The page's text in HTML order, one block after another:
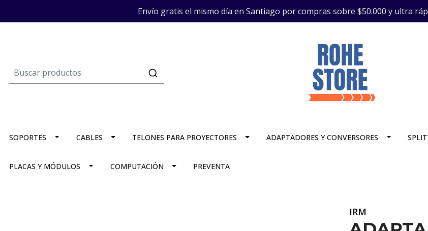
Envío gratis el mismo día en Santiago por compras sobre $50.000 y ultra
SOPORTES CABLES TELONES PARA PROYECTORES ADAPTADORES Y CONVERSORES
PLACAS Y MÓDULOS COMPUTACIÓN PREVENTA
IRM